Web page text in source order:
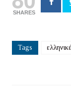
SHARES
Tags